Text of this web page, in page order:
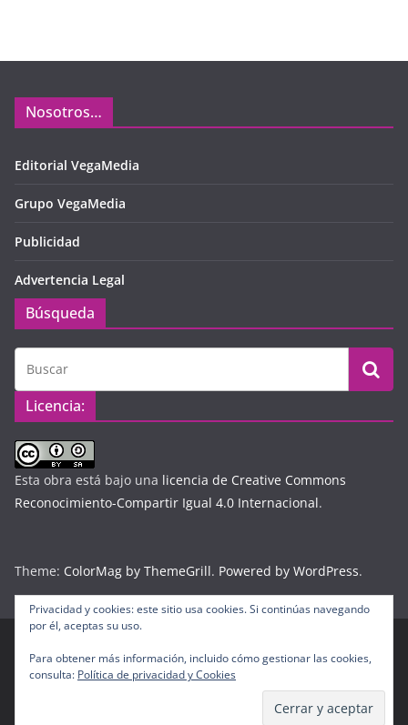
Nosotros…
Editorial VegaMedia
Grupo VegaMedia
Publicidad
Advertencia Legal
Búsqueda
Licencia:
Esta obra está bajo una licencia de Creative Commons
Reconocimiento-Compartir Igual 4.0 Internacional.
Theme: ColorMag by ThemeGrill. Powered by WordPress.
Copyright © 2026Diario Digital Colombiano
. Todos los
derechos reservados.
por ThemeGrill. Funciona con WordPress
Privacidad y cookies: este sitio usa cookies. Si continúas navegando
por él, aceptas su uso.
Para obtener más información, incluido cómo gestionar las cookies,
consulta: Política de privacidad y Cookies